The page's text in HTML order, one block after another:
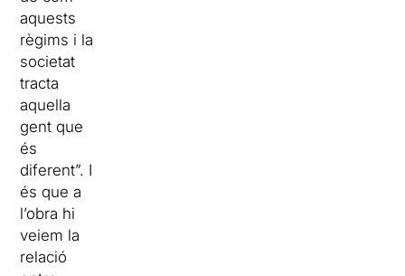
aquests
règims i la
societat
tracta
aquella
gent que
és
diferent”. I
és que a
l’obra hi
veiem la
relació